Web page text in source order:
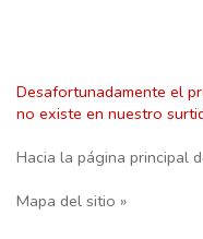
Desafortunadamente el
no existe en nuestro
Hacia la página principal
Mapa del sitio »